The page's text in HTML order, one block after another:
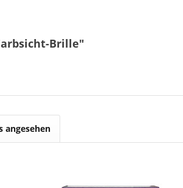
Brille"
angesehen